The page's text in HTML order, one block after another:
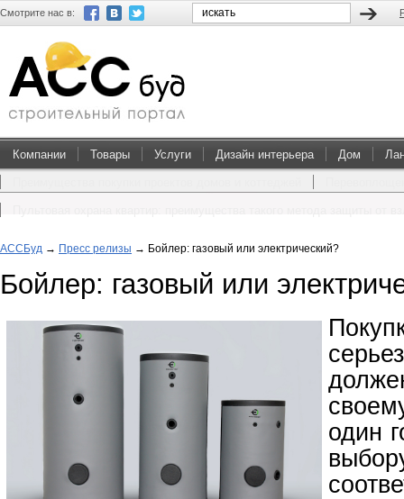
Смотрите нас в:
Компании Товары Услуги Дизайн интерьера Дом
АССБуд → Пресс релизы → Бойлер: газовый или электрический?
Бойлер: газовый или
один